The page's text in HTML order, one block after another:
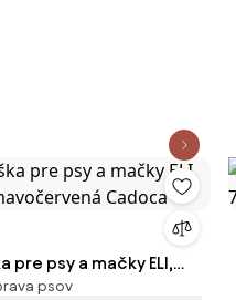
pre psy a mačky ELI,
Cadoca
psov